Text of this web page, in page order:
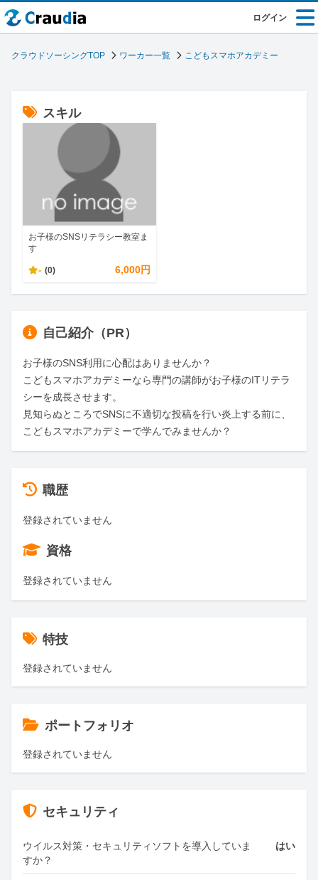
ログイン
クラウドソーシングTOP ワーカー一覧 こどもスマホアカデミー
スキル
お子様のSNSリテラシー教室ま
す
- (0) 6,000円
自己紹介（PR）
お子様のSNS利用に心配はありませんか？
こどもスマホアカデミーなら専門の講師がお子様のITリテラ
シーを成長させます。
見知らぬところでSNSに不適切な投稿を行い炎上する前に、
こどもスマホアカデミーで学んでみませんか？
職歴
登録されていません
資格
登録されていません
特技
登録されていません
ポートフォリオ
登録されていません
セキュリティ
ウイルス対策・セキュリティソフトを導入していま
すか？
はい